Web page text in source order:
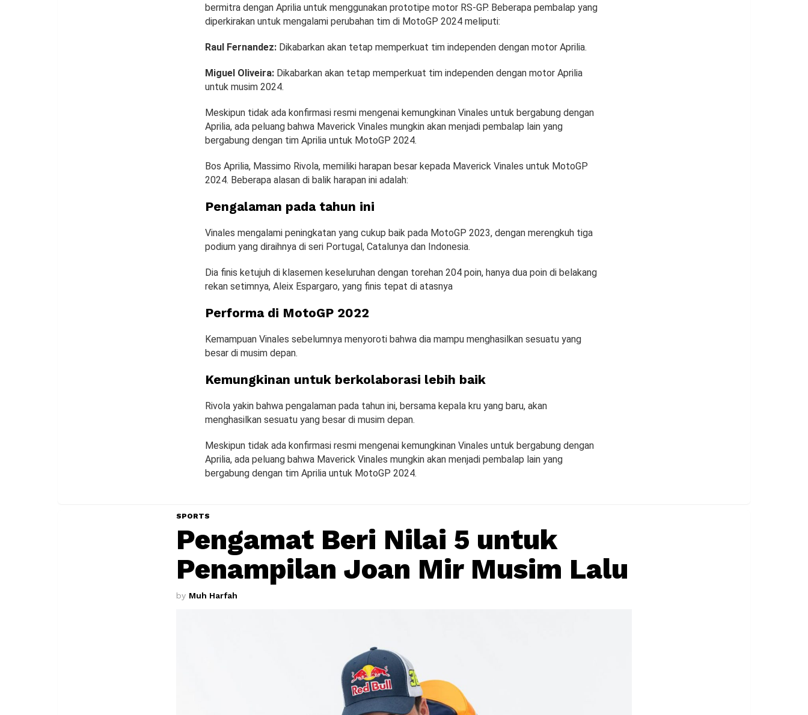
bermitra dengan Aprilia untuk menggunakan prototipe motor RS-GP. Beberapa pembalap yang
diperkirakan untuk mengalami perubahan tim di MotoGP 2024 meliputi:
Raul Fernandez: Dikabarkan akan tetap memperkuat tim independen dengan motor Aprilia.
Miguel Oliveira: Dikabarkan akan tetap memperkuat tim independen dengan motor Aprilia
untuk musim 2024.
Meskipun tidak ada konfirmasi resmi mengenai kemungkinan Vinales untuk bergabung dengan
Aprilia, ada peluang bahwa Maverick Vinales mungkin akan menjadi pembalap lain yang
bergabung dengan tim Aprilia untuk MotoGP 2024.
Bos Aprilia, Massimo Rivola, memiliki harapan besar kepada Maverick Vinales untuk MotoGP
2024. Beberapa alasan di balik harapan ini adalah:
Pengalaman pada tahun ini
Vinales mengalami peningkatan yang cukup baik pada MotoGP 2023, dengan merengkuh tiga
podium yang diraihnya di seri Portugal, Catalunya dan Indonesia.
Dia finis ketujuh di klasemen keseluruhan dengan torehan 204 poin, hanya dua poin di belakang
rekan setimnya, Aleix Espargaro, yang finis tepat di atasnya
Performa di MotoGP 2022
Kemampuan Vinales sebelumnya menyoroti bahwa dia mampu menghasilkan sesuatu yang
besar di musim depan.
Kemungkinan untuk berkolaborasi lebih baik
Rivola yakin bahwa pengalaman pada tahun ini, bersama kepala kru yang baru, akan
menghasilkan sesuatu yang besar di musim depan.
Meskipun tidak ada konfirmasi resmi mengenai kemungkinan Vinales untuk bergabung dengan
Aprilia, ada peluang bahwa Maverick Vinales mungkin akan menjadi pembalap lain yang
bergabung dengan tim Aprilia untuk MotoGP 2024.
SPORTS
Pengamat Beri Nilai 5 untuk
Penampilan Joan Mir Musim Lalu
by Muh Harfah